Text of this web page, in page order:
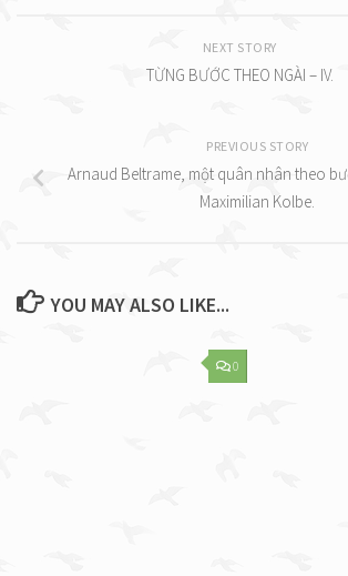
NEXT STORY
TỪNG BƯỚC THEO NGÀI – IV.
PREVIOUS STORY
Arnaud Beltrame, một quân nhân theo
Maximilian Kolbe.
YOU MAY ALSO LIKE...
0